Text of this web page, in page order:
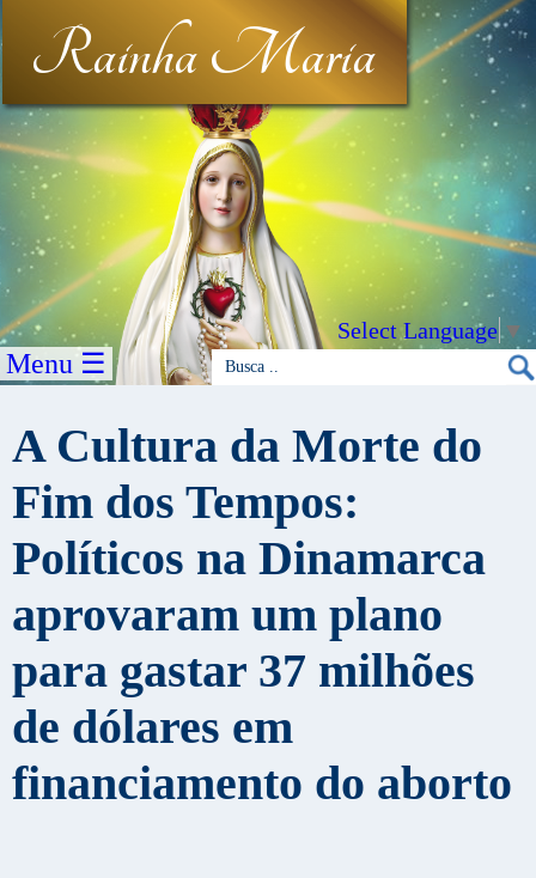
Rainha Maria
Select Language▼
Menu ☰
A Cultura da Morte do
Fim dos Tempos:
Políticos na Dinamarca
aprovaram um plano
para gastar 37 milhões
de dólares em
financiamento do aborto